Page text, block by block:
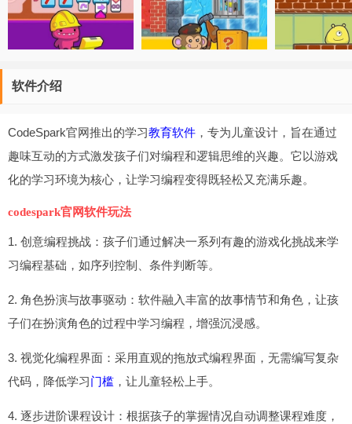
软件介绍
CodeSpark官网推出的学习教育软件 ，专为儿童设计，旨在通过
趣味互动的方式激发孩子们对编程和逻辑思维的兴趣。它以游戏
化的学习环境为核心，让学习编程变得既轻松又充满乐趣。
codespark官网软件玩法
1. 创意编程挑战：孩子们通过解决一系列有趣的游戏化挑战来学
习编程基础，如序列控制、条件判断等。
2. 角色扮演与故事驱动：软件融入丰富的故事情节和角色，让孩
子们在扮演角色的过程中学习编程，增强沉浸感。
3. 视觉化编程界面：采用直观的拖放式编程界面，无需编写复杂
代码，降低学习门槛 ，让儿童轻松上手。
4. 逐步进阶课程设计：根据孩子的掌握情况自动调整课程难度，